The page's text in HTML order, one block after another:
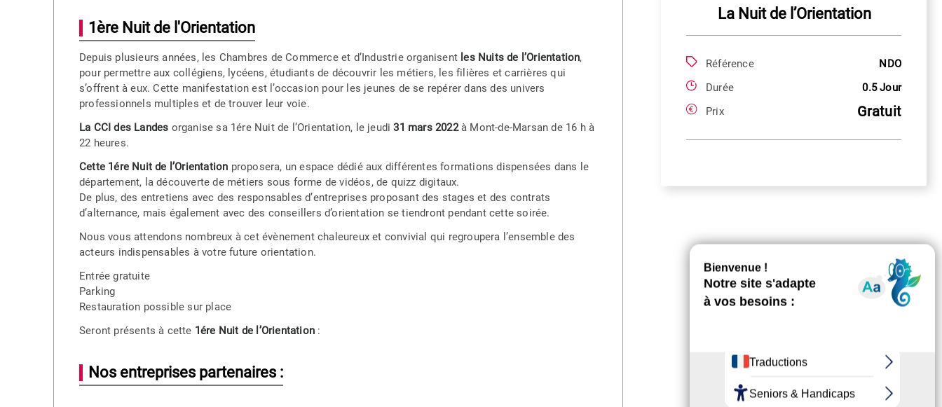
1ère Nuit de l'Orientation
Depuis plusieurs années, les Chambres de Commerce et d’Industrie organisent les Nuits de l’Orientation,
pour permettre aux collégiens, lycéens, étudiants de découvrir les métiers, les filières et carrières qui
s’offrent à eux. Cette manifestation est l’occasion pour les jeunes de se repérer dans des univers
professionnels multiples et de trouver leur voie.
La CCI des Landes organise sa 1ére Nuit de l’Orientation, le jeudi31 mars 2022à Mont-de-Marsan de 16 h à
22 heures.
Cette 1ére Nuit de l’Orientation proposera, un espace dédié aux différentes formations dispensées dans le
département, la découverte de métiers sous forme de vidéos, de quizz digitaux.
De plus, des entretiens avec des responsables d’entreprises proposant des stages et des contrats
d’alternance, mais également avec des conseillers d’orientation se tiendront pendant cette soirée.
Nous vous attendons nombreux à cet évènement chaleureux et convivial qui regroupera l’ensemble des
acteurs indispensables à votre future orientation.
Entrée gratuite
Parking
Restauration possible sur place
Seront présents à cette 1ére Nuit de l’Orientation :
Nos entreprises partenaires :
La Nuit de l’Orientation
Référence
NDO
Durée
0.5 Jour
Prix
Gratuit